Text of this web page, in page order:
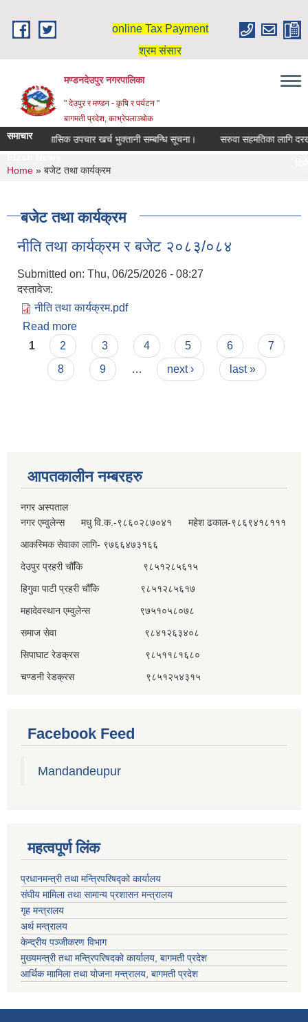
online Tax Payment
श्रम संसार
मण्डनदेउपुर नगरपालिका
" देउपुर र मण्डन - कृषि र पर्यटन "
बागमती प्रदेश, काभ्रेपलाञ्चोक
समाचार
दिर्घ रोगि मासिक उपचार खर्च भुक्तानी सम्बन्धि सूचना।
सरुवा सहमतिका लागि
You are here
Home » बजेट तथा कार्यक्रम
बजेट तथा कार्यक्रम
नीति तथा कार्यक्रम र बजेट २०८३/०८४
Submitted on: Thu, 06/25/2026 - 08:27
दस्तावेज:
नीति तथा कार्यक्रम.pdf
Read more
Pages
1 2 3 4 5 6
7
8
9 … next › last »
आपतकालीन नम्बरहरु
नगर अस्पताल
नगर एम्वुलेन्स मधु वि.क.-९८६०२८७०४१ महेश ढकाल-९८६९४१८१११
आकस्मिक सेवाका लागि- ९७६६४७३१६६
देउपुर प्रहरी चौँकि ९८५१२८५६१५
हिगुवा पाटी प्रहरी चौँकि ९८५१२८५६१७
महादेवस्थान एम्वुलेन्स ९७५१०५८०७८
समाज सेवा ९८४१२६३४०८
सिपाघाट रेडक्रस ९८५११८१६८०
चण्डनी रेडक्रस ९८५१२५४३१५
Facebook Feed
Mandandeupur
महत्वपूर्ण लिंक
प्रधानमन्त्री तथा मन्त्रिपरिषद्को कार्यालय
संघीय मामिला तथा सामान्य प्रशासन मन्त्रालय
गृह मन्त्रालय
अर्थ मन्त्रालय
केन्द्रीय पञ्जीकरण विभाग
मुख्यमन्त्री तथा मन्त्रिपरिषदको कार्यालय, बागमती प्रदेश
आर्थिक माामिला तथा योजना मन्त्रालय, बागमती प्रदेश